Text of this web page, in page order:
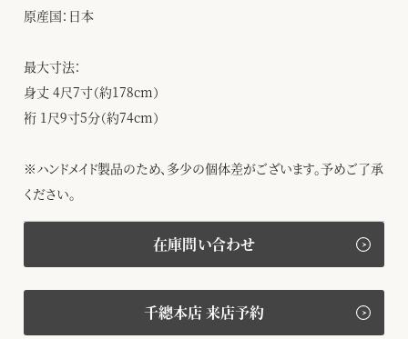
原産国：日本
最大寸法：
身丈 4尺7寸（約178cm）
裄 1尺9寸5分（約74cm）
※ハンドメイド製品のため、多少の個体差がございます。予めご了承
ください。
在庫問い合わせ
千總本店 来店予約